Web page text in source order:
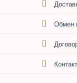
Обмен